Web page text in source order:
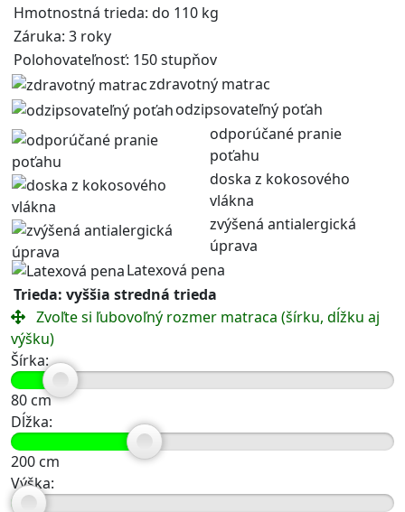
Hmotnostná trieda: do 110 kg
Záruka: 3 roky
Polohovateľnosť: 150 stupňov
zdravotný matrac
odzipsovateľný poťah
odporúčané pranie
poťahu
doska z kokosového
vlákna
zvýšená antialergická
úprava
Latexová pena
Trieda: vyššia stredná trieda
Zvoľte si ľubovoľný rozmer matraca (šírku, dĺžku aj
výšku)
Šírka:
80 cm
Dĺžka:
200 cm
Výška: